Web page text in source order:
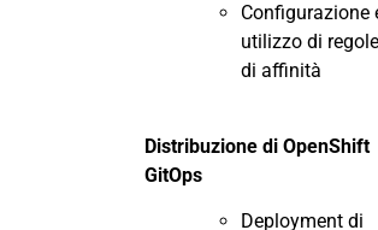
Configurazione
utilizzo di regole
di affinità
Distribuzione di OpenShift
GitOps
Deployment di